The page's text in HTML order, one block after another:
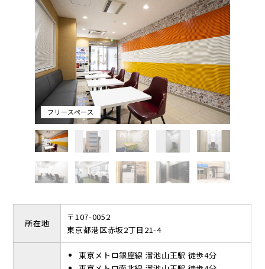
お部屋は全室施錠可能で、エントランスはオートロックです。そ
のため、セキュリティ面においても24時間安心してご利用いただ
けます。
共有設備として、毎日2時間まで無料で使える会議室が3室とフリ
ースペースがございます。オレンジ・白・黄色のビタミンカラー
の壁が印象的なフリースペースは、活気あふれるオフィスを象徴
しています。
フリースペース
所在地
〒107-0052
東京都港区赤坂2丁目21-4
東京メトロ銀座線 溜池山王駅 徒歩4分